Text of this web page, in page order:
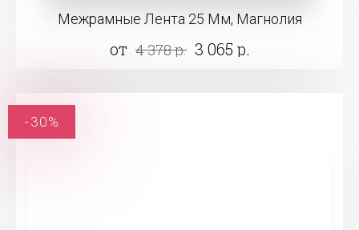
Межрамные Лента 25 Мм, Магнолия
от 4 378 р. 3 065 р.
-30%